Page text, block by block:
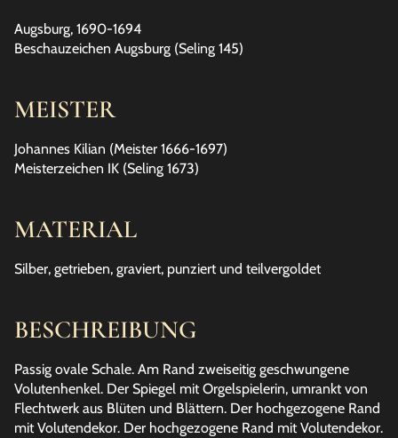
Augsburg, 1690-1694
Beschauzeichen Augsburg (Seling 145)
MEISTER
Johannes Kilian (Meister 1666-1697)
Meisterzeichen IK (Seling 1673)
MATERIAL
Silber, getrieben, graviert, punziert und teilvergoldet
BESCHREIBUNG
Passig ovale Schale. Am Rand zweiseitig geschwungene
Volutenhenkel. Der Spiegel mit Orgelspielerin, umrankt von
Flechtwerk aus Blüten und Blättern. Der hochgezogene Rand
mit Volutendekor. Der hochgezogene Rand mit Volutendekor.